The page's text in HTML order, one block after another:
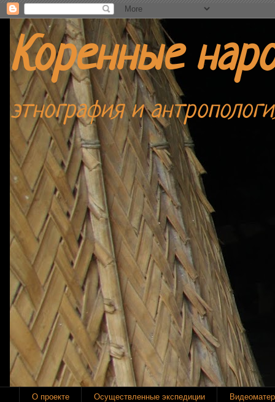
Коренные
этнография и
О проекте Осуществленные экспедиции